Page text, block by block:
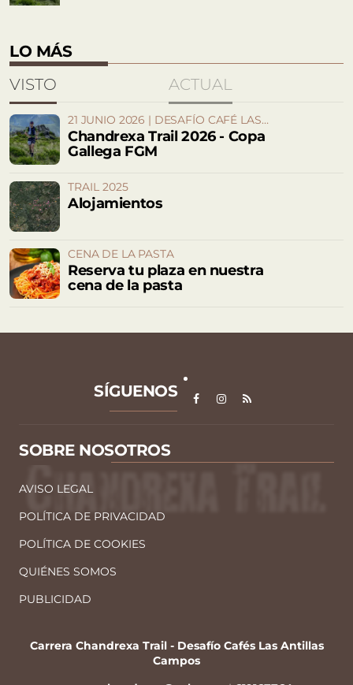
LO MÁS
VISTO
ACTUAL
21 JUNIO 2026 | DESAFÍO CAFÉ LAS
ANTILLAS CAMPOS
Chandrexa Trail 2026 - Copa
Gallega FGM
TRAIL 2025
Alojamientos
CENA DE LA PASTA
Reserva tu plaza en nuestra
cena de la pasta
SÍGUENOS
SOBRE NOSOTROS
AVISO LEGAL
POLÍTICA DE PRIVACIDAD
POLÍTICA DE COOKIES
QUIÉNES SOMOS
PUBLICIDAD
Carrera Chandrexa Trail - Desafío Cafés Las Antillas
Campos